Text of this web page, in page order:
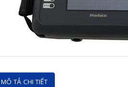
MÔ TẢ CHI TIẾT